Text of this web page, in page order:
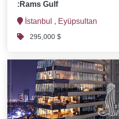
:Rams Gulf
İstanbul , Eyüpsultan
295,000 $